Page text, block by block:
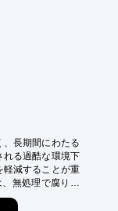
長期間にわたる
れる過酷な環境下
軽減することが重
無処理で腐りに
期的な美観維持